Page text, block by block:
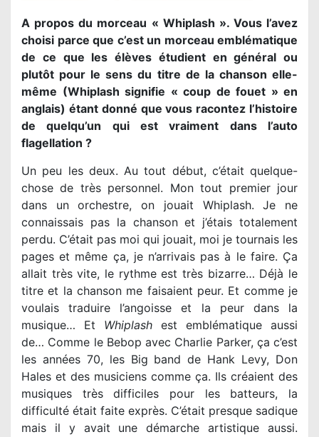
A propos du morceau « Whiplash ». Vous l’avez
choisi parce que c’est un morceau emblématique
de ce que les élèves étudient en général ou
plutôt pour le sens du titre de la chanson elle-
même (Whiplash signifie « coup de fouet » en
anglais) étant donné que vous racontez l’histoire
de quelqu’un qui est vraiment dans l’auto
flagellation ?
Un peu les deux. Au tout début, c’était quelque-
chose de très personnel. Mon tout premier jour
dans un orchestre, on jouait Whiplash. Je ne
connaissais pas la chanson et j’étais totalement
perdu. C’était pas moi qui jouait, moi je tournais les
pages et même ça, je n’arrivais pas à le faire. Ça
allait très vite, le rythme est très bizarre… Déjà le
titre et la chanson me faisaient peur. Et comme je
voulais traduire l’angoisse et la peur dans la
musique… Et Whiplash est emblématique aussi
de… Comme le Bebop avec Charlie Parker, ça c’est
les années 70, les Big band de Hank Levy, Don
Hales et des musiciens comme ça. Ils créaient des
musiques très difficiles pour les batteurs, la
difficulté était faite exprès. C’était presque sadique
mais il y avait une démarche artistique aussi.